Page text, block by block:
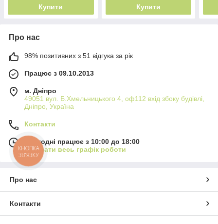
Купити Купити
Про нас
98% позитивних з 51 відгука за рік
Працює з 09.10.2013
м. Дніпро
49051 вул. Б.Хмельницького 4, оф112 вхід збоку будівлі,
Дніпро, Україна
Контакти
Сьогодні працює з 10:00 до 18:00
Показати весь графік роботи
Про нас
Контакти
КНОПКА
ЗВ'ЯЗКУ